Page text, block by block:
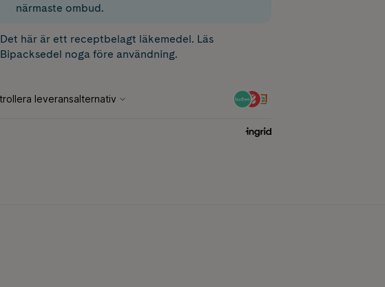
närmaste ombud.
Det här är ett receptbelagt läkemedel. Läs
Bipacksedel noga före användning.